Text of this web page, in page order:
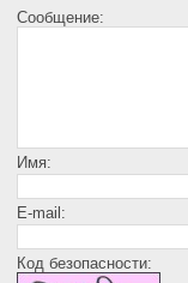
Сообщение:
Имя:
E-mail:
Код безопасности: